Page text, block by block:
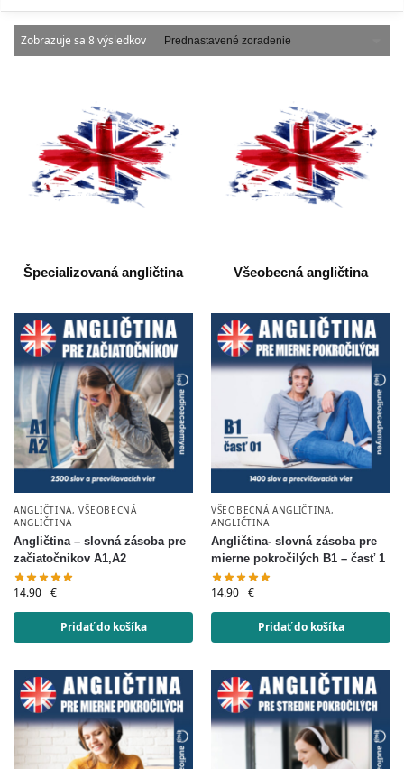
Zobrazuje sa 8 výsledkov
Špecializovaná angličtina Všeobecná angličtina
ANGLIČTINA,VŠEOBECNÁ
ANGLIČTINA
Angličtina – slovná zásoba pre
začiatočnikov A1,A2
14.90 €
Pridať do košíka
VŠEOBECNÁ ANGLIČTINA,
ANGLIČTINA
Angličtina- slovná zásoba pre
mierne pokročilých B1 – časť 1
14.90 €
Pridať do košíka